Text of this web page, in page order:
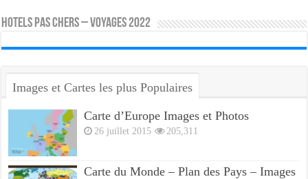
HOTELS PAS CHERS – VOYAGES 2022
Images et Cartes les plus Populaires
Carte d’Europe Images et Photos
26 juillet 2015 205,311
Carte du Monde – Plan des Pays – Images